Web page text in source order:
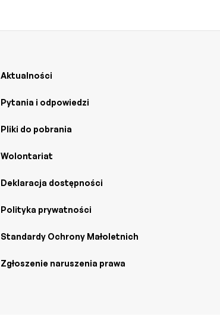
Aktualności
Pytania i odpowiedzi
Pliki do pobrania
Wolontariat
Deklaracja dostępności
Polityka prywatności
Standardy Ochrony Małoletnich
Zgłoszenie naruszenia prawa